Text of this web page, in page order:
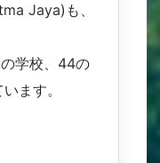
Jaya)も、
学校、44の
ます。